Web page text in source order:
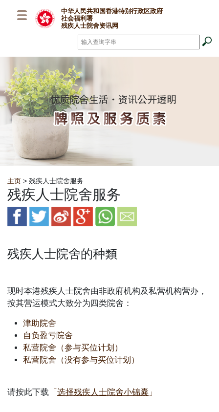
中华人民共和国香港特别行政区政府
社会福利署
残疾人士院舍资讯网
搜寻*
Breadcrumb
主页 > 残疾人士院舍服务
残疾人士院舍服务
残疾人士院舍的种類
现时本港残疾人士院舍由非政府机构及私营机构营办，
按其营运模式大致分为四类院舍：
津助院舍
自负盈亏院舍
私营院舍（参与买位计划）
私营院舍（没有参与买位计划）
请按此下载 「 选择残疾人士院舍小锦囊 」